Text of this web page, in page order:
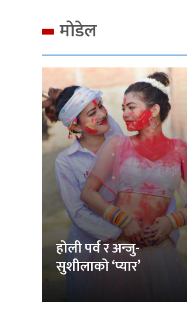
मोडेल
होली पर्व र अन्जु-
सुशीलाको ‘प्यार’